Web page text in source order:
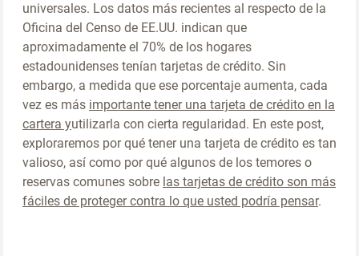
universales. Los datos más recientes al respecto de la
Oficina del Censo de EE.UU. indican que
aproximadamente el 70% de los hogares
estadounidenses tenían tarjetas de crédito. Sin
embargo, a medida que ese porcentaje aumenta, cada
vez es más importante tener una tarjeta de crédito en la
cartera yutilizarla con cierta regularidad. En este post,
exploraremos por qué tener una tarjeta de crédito es tan
valioso, así como por qué algunos de los temores o
reservas comunes sobre las tarjetas de crédito son más
fáciles de proteger contra lo que usted podría pensar.